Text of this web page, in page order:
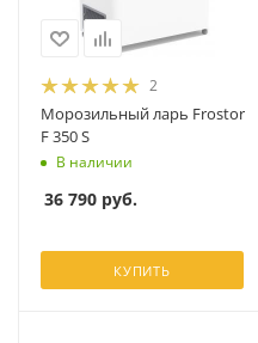
2
Морозильный ларь Frostor
F 350 S
В наличии
36 790 руб.
КУПИТЬ